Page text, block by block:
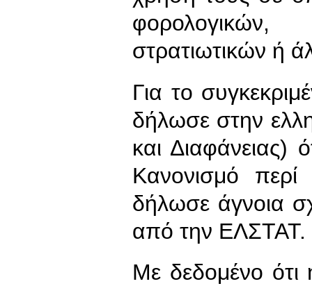
φορολογικών,
στρατιωτικών ή
Για το
δήλωσε στην
και Διαφάνειας)
Κανονισμό περί
δήλωσε άγνοια
από την ΕΛΣΤΑΤ.
Με δεδομένο ότι